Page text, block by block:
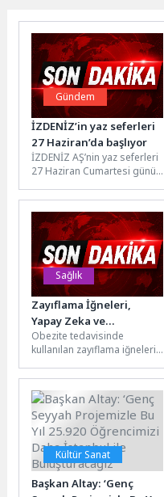
Gündem
İZDENİZ’in yaz seferleri
27 Haziran’da başlıyor
İZDENİZ AŞ’nin yaz seferleri
27 Haziran Cumartesi günü
Konak’tan hareket edecek
gemilerle...
Sağlık
Zayıflama İğneleri,
Yapay Zeka ve
Kişiselleştirilmiş Sağlık
Obezite tedavisinde
kullanılan zayıflama iğneleri,
yapay zeka destekli
beslenme uygulamaları,
çocukluk çağı obezitesi...
Kültür Sanat
Başkan Altay: ‘Genç